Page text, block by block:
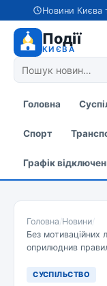
Новини Києва
Події
КИЄВА
Головна
Спорт
Графік
Головна/Новини/
Без мотиваційних
оприлюднив
СУСПІЛЬСТВО